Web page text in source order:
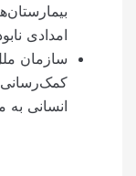
امدادی
سازمان
کمک‌رسانی
انسانی به